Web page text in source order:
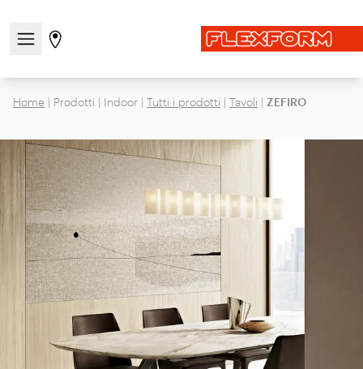
Apri/chiudi il menu di navigazione
Vai alla pagina degli stores
Home | Prodotti | Indoor | Tutti i prodotti | Tavoli | ZEFIRO